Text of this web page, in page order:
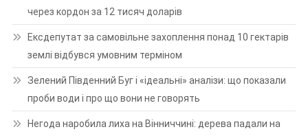
через кордон за 12 тисяч доларів
Ексдепутат за самовільне захоплення понад 10 гектарів
землі відбувся умовним терміном
Зелений Південний Буг і «ідеальні» аналізи: що показали
проби води і про що вони не говорять
Негода наробила лиха на Вінниччині: дерева падали на